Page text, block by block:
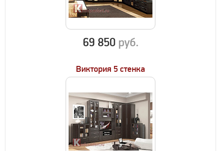
69 850 руб.
Виктория 5 стенка